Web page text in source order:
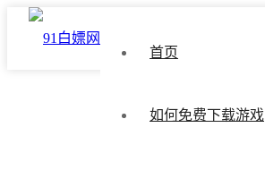
首页
如何免费下载游戏